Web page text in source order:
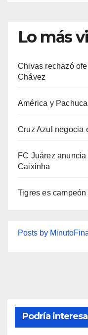
Lo más
Chivas rechazó
Chávez
América y
Cruz Azul negocia
FC Juárez
Caixinha
Tigres es
Posts by
Podría